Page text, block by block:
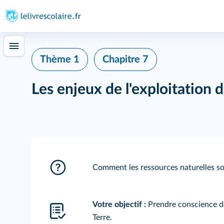
Thème 1 Chapitre 7
Les enjeux de l'exploitation
Comment les ressources naturelles
Votre objectif : Prendre conscience
Terre.